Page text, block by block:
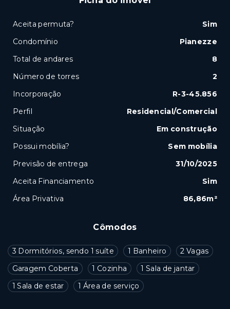
Cômodos
3 Dormitórios, sendo 1 suíte 1 Banheiro
2 Vagas
Garagem Coberta
1 Cozinha
1 Sala de jantar
1 Sala de estar
1 Área de serviço
Aceita permuta?
Sim
Condomínio
Pianezze
Total de andares
8
Número de torres
2
Incorporação
R-3-45.856
Perfil
Residencial/Comercial
Situação
Em construção
Possui mobília?
Sem mobília
Previsão de entrega
31/10/2025
Aceita Financiamento
Sim
Área Privativa
86,86m²